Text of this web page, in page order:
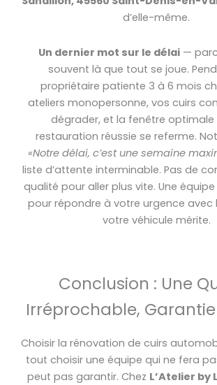
d’elle-même.
Un dernier mot sur le délai —
souvent là que tout se joue.
propriétaire patiente 3 à 6 mois
ateliers monopersonne, vos cuirs
dégrader, et la fenêtre optimale
restauration réussie se referme.
«Notre délai, c’est une semaine
liste d’attente interminable. Pas de
qualité pour aller plus vite. Une
pour répondre à votre urgence avec
votre véhicule mérite.
Conclusion : Une
Irréprochable,
Choisir la rénovation de cuirs
tout choisir une équipe qui ne fera
peut pas garantir. Chez L’Atelier by